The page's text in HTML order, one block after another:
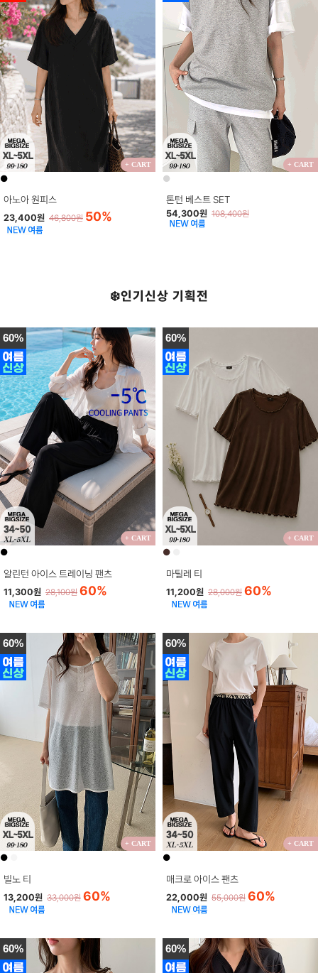
+ CART
●
아노아 원피스
23,400원 46,800원 50%
+ CART
●
톤턴 베스트 SET
54,300원 108,400원
❄️인기신상 기획전
60%
+ CART
●
알린턴 아이스 트레이닝 팬츠
11,300원 28,100원 60%
60%
+ CART
●
마틸레 티
11,200원 28,000원 60%
60%
+ CART
●
빌노 티
13,200원 33,000원 60%
60%
+ CART
●
매크로 아이스 팬츠
22,000원 55,000원 60%
60% 60%